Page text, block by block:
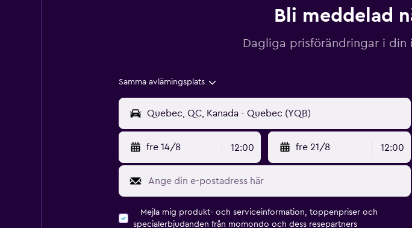
Bli meddelad
Dagliga prisförändringar i din
Samma avlämingsplats
fre 14/8 12:00 fre 21/8 12:00
Mejla mig produkt- och serviceinformation, toppenpriser och
specialerbjudanden från momondo och dess resepartners